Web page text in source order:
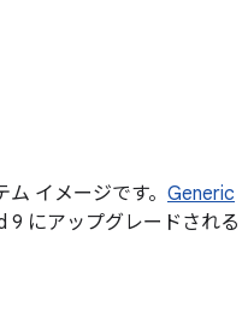
イメージです。 Generic
9 にアップグレードされる